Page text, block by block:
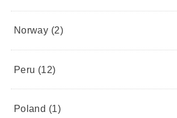
Norway (2)
Peru (12)
Poland (1)